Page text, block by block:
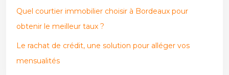
Quel courtier immobilier choisir à Bordeaux pour
obtenir le meilleur taux ?
Le rachat de crédit, une solution pour alléger vos
mensualités